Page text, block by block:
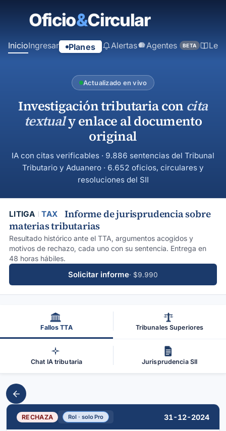
principal
InicioIngresar Planes Alertas Agentes BETA
Actualizado en vivo
Investigación tributaria con cita
textualy enlace al documento
original
IA con citas verificables · 9.886 sentencias del Tribunal
Tributario y Aduanero · 6.652 oficios, circulares y
resoluciones del SII
LITIGA TAX
Informe de jurisprudencia sobre
materias tributarias
Resultado histórico ante el TTA, argumentos acogidos y
motivos de rechazo, cada uno con su sentencia. Entrega en
48 horas hábiles.
Solicitar informe· $9.990
Fallos TTA Tribunales Superiores
Chat IA tributaria Jurisprudencia SII
RECHAZA Rol · solo Pro 31-12-2024